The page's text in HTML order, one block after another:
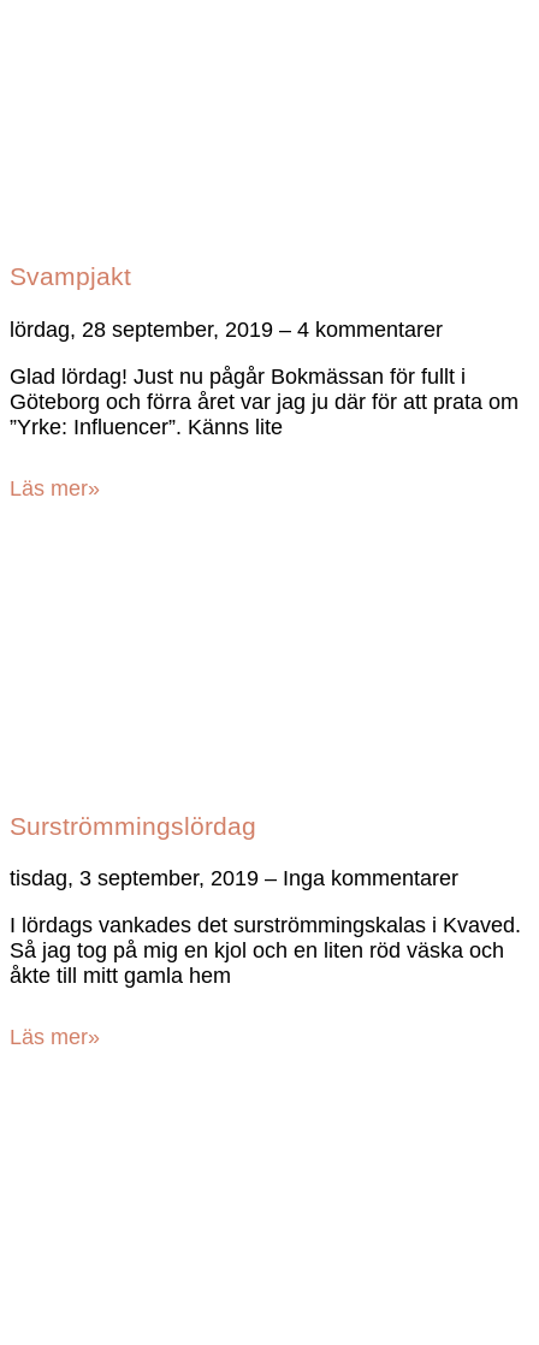
Svampjakt
lördag, 28 september, 2019
4 kommentarer
Glad lördag! Just nu pågår Bokmässan för fullt i
Göteborg och förra året var jag ju där för att prata om
”Yrke: Influencer”. Känns lite
Läs mer»
Surströmmingslördag
tisdag, 3 september, 2019
Inga kommentarer
I lördags vankades det surströmmingskalas i Kvaved.
Så jag tog på mig en kjol och en liten röd väska och
åkte till mitt gamla hem
Läs mer»